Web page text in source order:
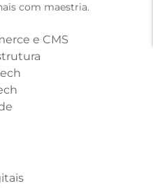
com maestria.
e CMS